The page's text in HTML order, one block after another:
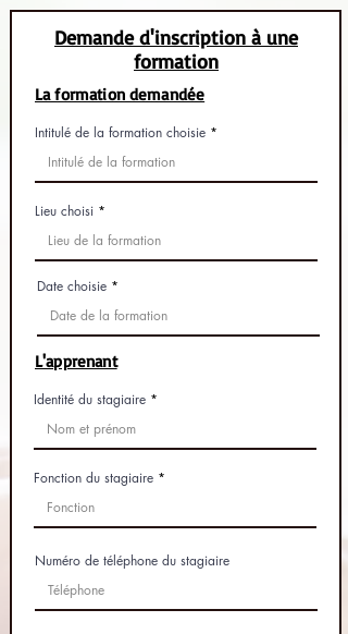
Demande d'inscription à une
formation
La formation demandée
Intitulé de la formation choisie
Lieu choisi
Date choisie
L'apprenant
Identité du stagiaire
Fonction du stagiaire
Numéro de téléphone du stagiaire